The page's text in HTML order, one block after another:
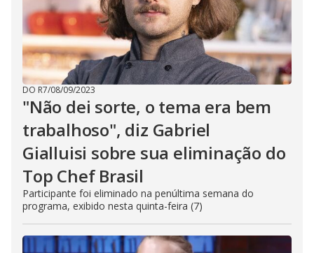
DO R7/08/09/2023
"Não dei sorte, o tema era bem
trabalhoso", diz Gabriel
Gialluisi sobre sua eliminação do
Top Chef Brasil
Participante foi eliminado na penúltima semana do
programa, exibido nesta quinta-feira (7)